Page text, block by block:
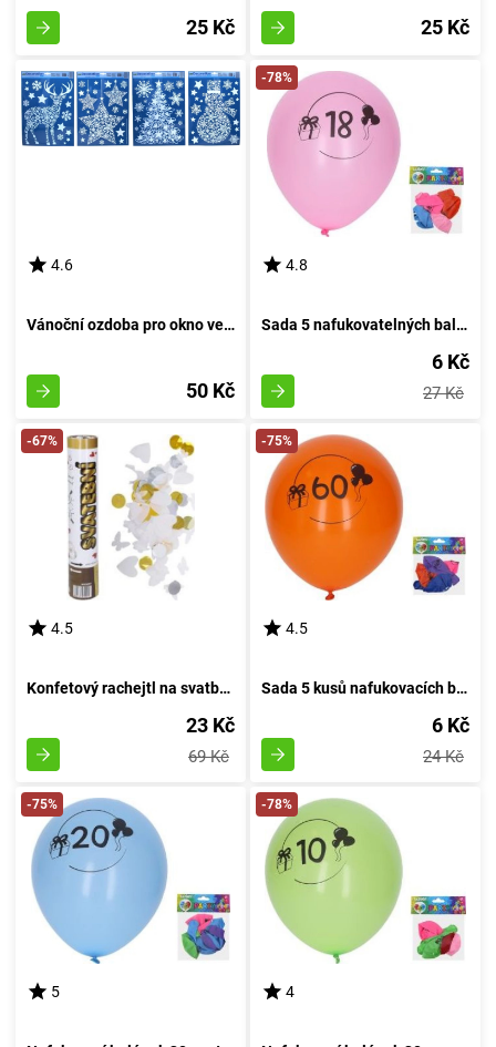
25 Kč 25 Kč
4.6
Vánoční ozdoba pro okno velikosti 41x29 cm
50 Kč
-78%
4.8
Sada 5 nafukovatelných balónků o průměru 30 cm, s motivem číslo 18
6 Kč
27 Kč
-67%
4.5
Konfetový rachejtl na svatbu, výstřelový, délka 30 cm
23 Kč
69 Kč
-75%
4.5
Sada 5 kusů nafukovacích balónků o průměru 30 cm - číslo 60
6 Kč
24 Kč
-75%
5
-78%
4